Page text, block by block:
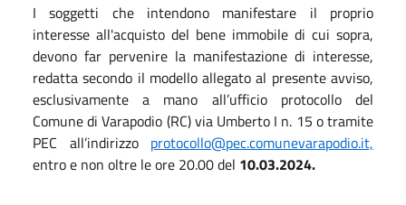
I soggetti che intendono manifestare il proprio
interesse all'acquisto del bene immobile di cui sopra,
devono far pervenire la manifestazione di interesse,
redatta secondo il modello allegato al presente avviso,
esclusivamente a mano all’ufficio protocollo del
Comune di Varapodio (RC) via Umberto I n. 15 o tramite
PEC all’indirizzo protocollo@pec.comunevarapodio.it,
entro e non oltre le ore 20.00 del 10.03.2024.